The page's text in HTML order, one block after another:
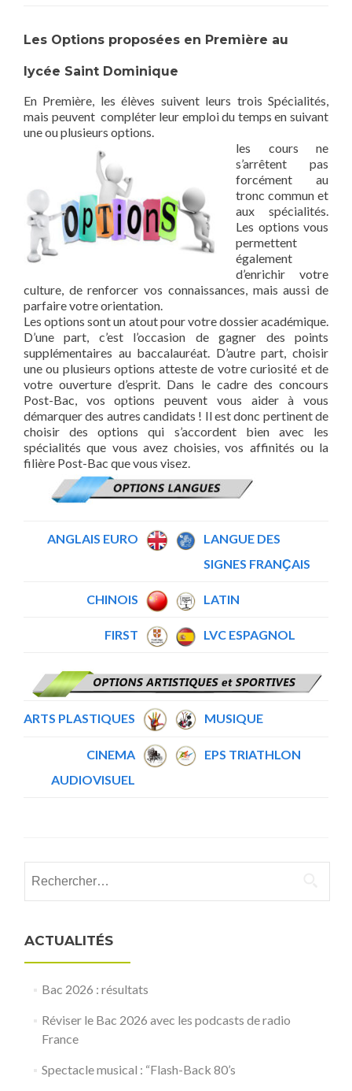
Les Options proposées en Première au
lycée Saint Dominique
En Première, les élèves suivent leurs trois Spécialités,
mais peuvent compléter leur emploi du temps en suivant
une ou plusieurs options.
les cours ne
s’arrêtent pas
forcément au
tronc commun et
aux spécialités.
Les options vous
permettent
également
d’enrichir votre
culture, de renforcer vos connaissances, mais aussi de
parfaire votre orientation.
Les options sont un atout pour votre dossier académique.
D’une part, c’est l’occasion de gagner des points
supplémentaires au baccalauréat. D’autre part, choisir
une ou plusieurs options atteste de votre curiosité et de
votre ouverture d’esprit. Dans le cadre des concours
Post-Bac, vos options peuvent vous aider à vous
démarquer des autres candidats ! Il est donc pertinent de
choisir des options qui s’accordent bien avec les
spécialités que vous avez choisies, vos affinités ou la
filière Post-Bac que vous visez.
ANGLAIS EURO
LANGUE DES
SIGNES FRANҪAIS
CHINOIS LATIN
FIRST LVC ESPAGNOL
ARTS PLASTIQUES MUSIQUE
CINEMA
AUDIOVISUEL
EPS TRIATHLON
ACTUALITÉS
Bac 2026 : résultats
Réviser le Bac 2026 avec les podcasts de radio
France
Spectacle musical : “Flash-Back 80’s